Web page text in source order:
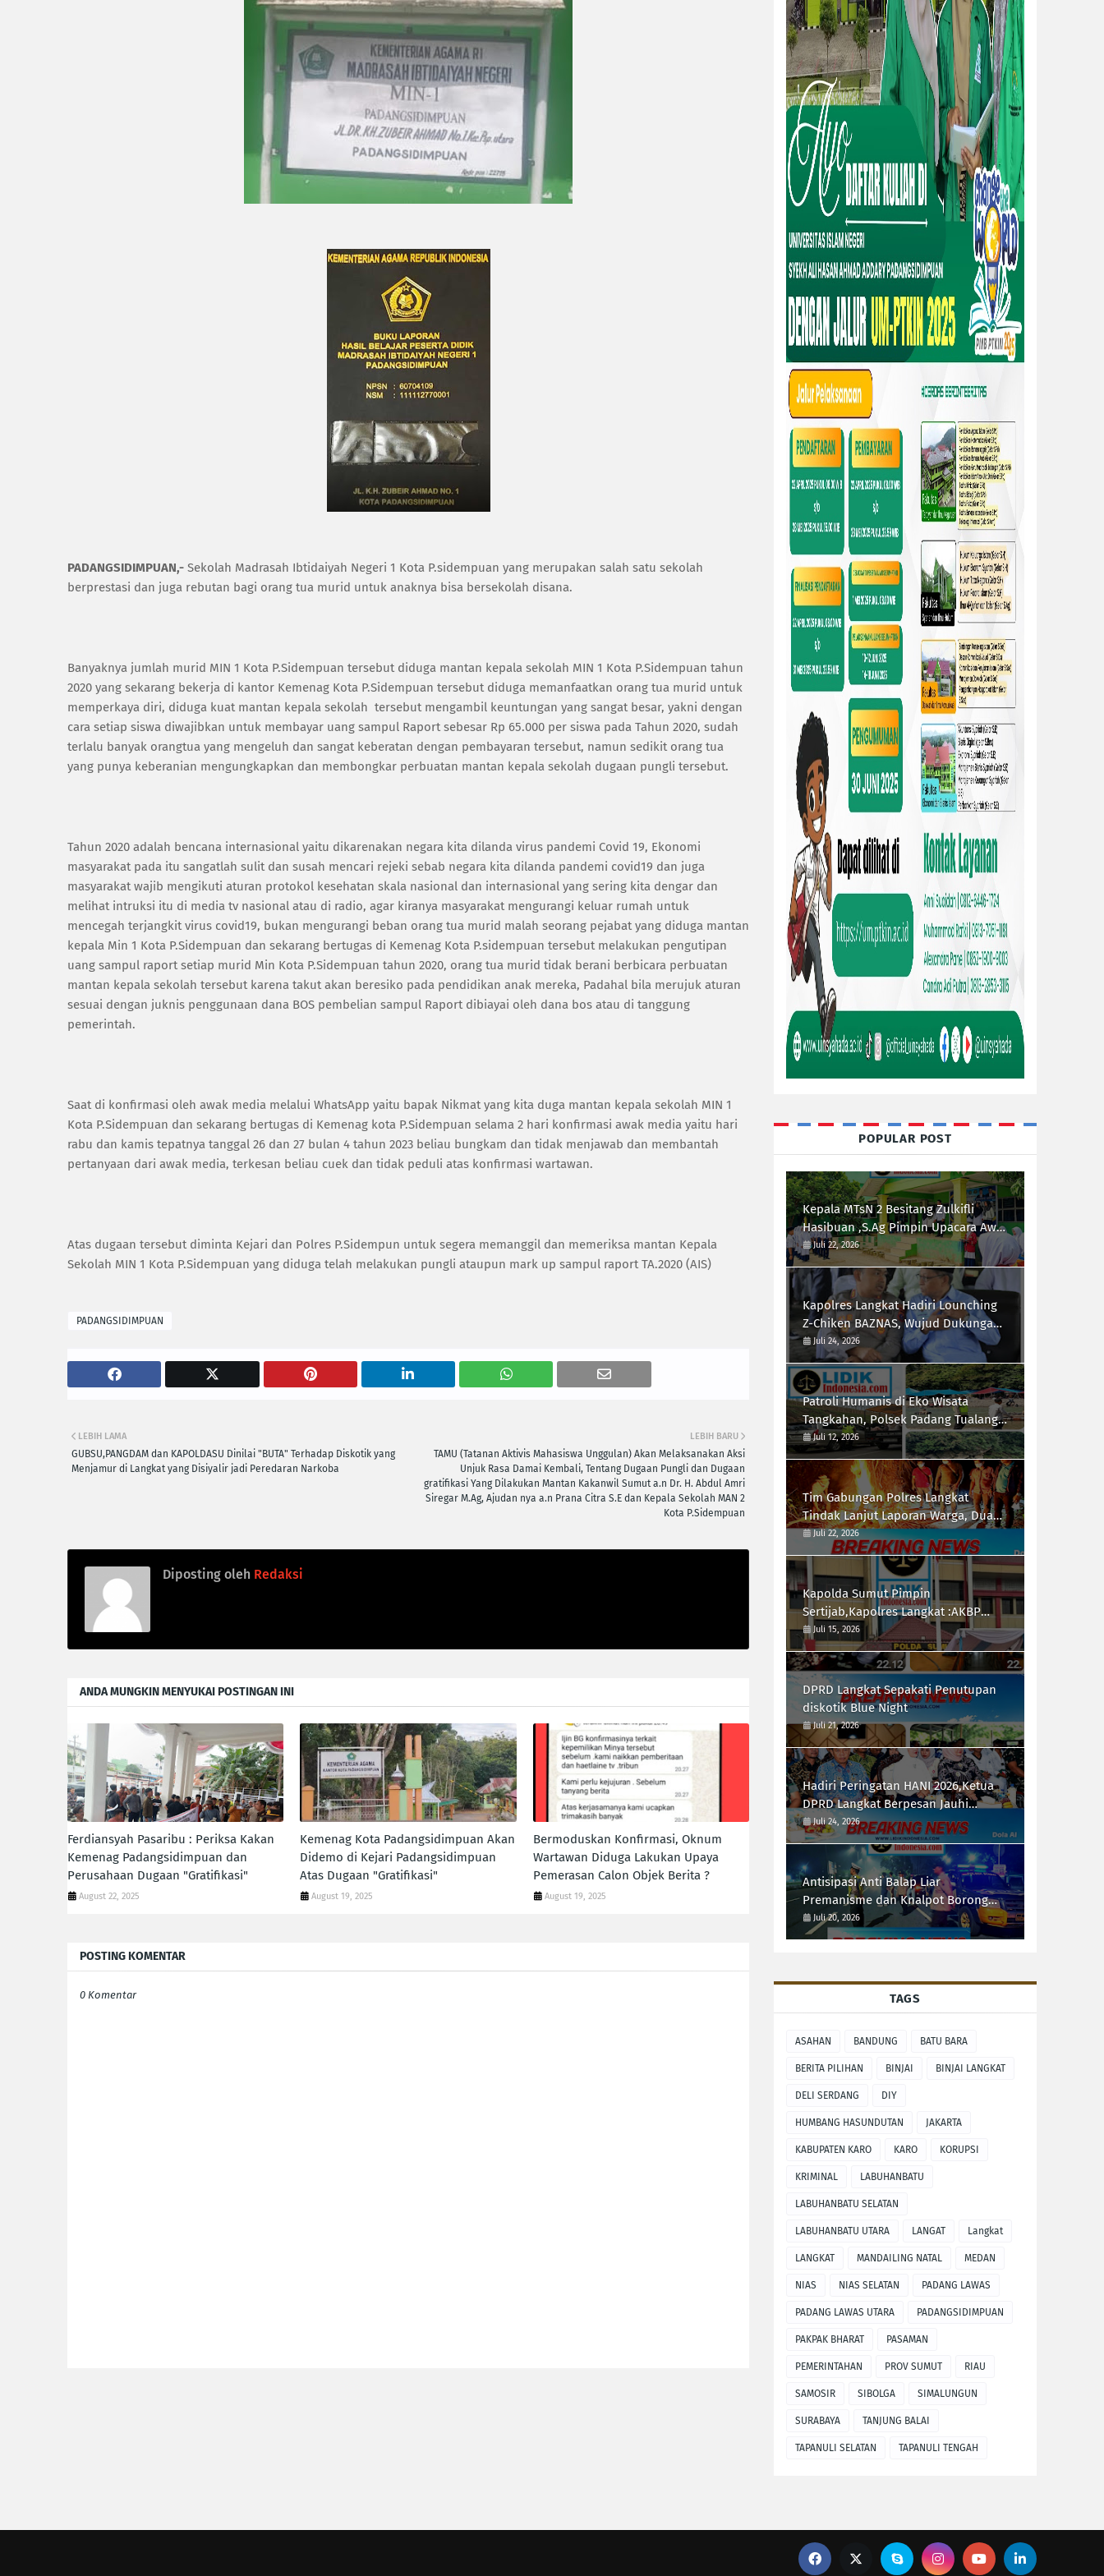
PADANGSIDIMPUAN,- Sekolah Madrasah Ibtidaiyah Negeri 1 Kota P.sidempuan yang merupakan salah satu sekolah
berprestasi dan juga rebutan bagi orang tua murid untuk anaknya bisa bersekolah disana.
Banyaknya jumlah murid MIN 1 Kota P.Sidempuan tersebut diduga mantan kepala sekolah MIN 1 Kota P.Sidempuan tahun
2020 yang sekarang bekerja di kantor Kemenag Kota P.Sidempuan tersebut diduga memanfaatkan orang tua murid untuk
memperkaya diri, diduga kuat mantan kepala sekolah tersebut mengambil keuntungan yang sangat besar, yakni dengan
cara setiap siswa diwajibkan untuk membayar uang sampul Raport sebesar Rp 65.000 per siswa pada Tahun 2020, sudah
terlalu banyak orangtua yang mengeluh dan sangat keberatan dengan pembayaran tersebut, namun sedikit orang tua
yang punya keberanian mengungkapkan dan membongkar perbuatan mantan kepala sekolah dugaan pungli tersebut.
Tahun 2020 adalah bencana internasional yaitu dikarenakan negara kita dilanda virus pandemi Covid 19, Ekonomi
masyarakat pada itu sangatlah sulit dan susah mencari rejeki sebab negara kita dilanda pandemi covid19 dan juga
masyarakat wajib mengikuti aturan protokol kesehatan skala nasional dan internasional yang sering kita dengar dan
melihat intruksi itu di media tv nasional atau di radio, agar kiranya masyarakat mengurangi keluar rumah untuk
mencegah terjangkit virus covid19, bukan mengurangi beban orang tua murid malah seorang pejabat yang diduga mantan
kepala Min 1 Kota P.Sidempuan dan sekarang bertugas di Kemenag Kota P.sidempuan tersebut melakukan pengutipan
uang sampul raport setiap murid Min Kota P.Sidempuan tahun 2020, orang tua murid tidak berani berbicara perbuatan
mantan kepala sekolah tersebut karena takut akan beresiko pada pendidikan anak mereka, Padahal bila merujuk aturan
sesuai dengan juknis penggunaan dana BOS pembelian sampul Raport dibiayai oleh dana bos atau di tanggung
pemerintah.
Saat di konfirmasi oleh awak media melalui WhatsApp yaitu bapak Nikmat yang kita duga mantan kepala sekolah MIN 1
Kota P.Sidempuan dan sekarang bertugas di Kemenag kota P.Sidempuan selama 2 hari konfirmasi awak media yaitu hari
rabu dan kamis tepatnya tanggal 26 dan 27 bulan 4 tahun 2023 beliau bungkam dan tidak menjawab dan membantah
pertanyaan dari awak media, terkesan beliau cuek dan tidak peduli atas konfirmasi wartawan.
Atas dugaan tersebut diminta Kejari dan Polres P.Sidempun untuk segera memanggil dan memeriksa mantan Kepala
Sekolah MIN 1 Kota P.Sidempuan yang diduga telah melakukan pungli ataupun mark up sampul raport TA.2020 (AIS)
PADANGSIDIMPUAN
LEBIH BARU
TAMU (Tatanan Aktivis Mahasiswa Unggulan) Akan Melaksanakan Aksi
Unjuk Rasa Damai Kembali, Tentang Dugaan Pungli dan Dugaan
gratifikasi Yang Dilakukan Mantan Kakanwil Sumut a.n Dr. H. Abdul Amri
Siregar M.Ag, Ajudan nya a.n Prana Citra S.E dan Kepala Sekolah MAN 2
Kota P.Sidempuan
LEBIH LAMA
GUBSU,PANGDAM dan KAPOLDASU Dinilai "BUTA" Terhadap Diskotik yang
Menjamur di Langkat yang Disiyalir jadi Peredaran Narkoba
Diposting oleh Redaksi
ANDA MUNGKIN MENYUKAI POSTINGAN INI
Ferdiansyah Pasaribu : Periksa Kakan
Kemenag Padangsidimpuan dan
Perusahaan Dugaan "Gratifikasi"
August 22, 2025
Kemenag Kota Padangsidimpuan Akan
Didemo di Kejari Padangsidimpuan
Atas Dugaan "Gratifikasi"
August 19, 2025
Bermoduskan Konfirmasi, Oknum
Wartawan Diduga Lakukan Upaya
Pemerasan Calon Objek Berita ?
August 19, 2025
POSTING KOMENTAR
0 Komentar
POPULAR POST
Kepala MTsN 2 Besitang Zulkifli
Hasibuan ,S.Ag Pimpin Upacara Awal
Semester,Siapkan Generasi
Berkarakter dan Berprestasi
Juli 22, 2026
Kapolres Langkat Hadiri Lounching
Z-Chiken BAZNAS, Wujud Dukungan
Polri Terhadap Pemberdayaan
Ekonomi Masyarakat
Juli 24, 2026
Patroli Humanis di Eko Wisata
Tangkahan, Polsek Padang Tualang
Himbau Pengunjung Utamakan
Keselamatan
Juli 12, 2026
Tim Gabungan Polres Langkat
Tindak Lanjut Laporan Warga, Dua
Titik di Duga Lokasi Penyalah
Gunaan Narkoba di Desa Bubun di
Musnahkan
Juli 22, 2026
Kapolda Sumut Pimpin
Sertijab,Kapolres Langkat :AKBP
Hannry PH.Tambunan S.E ,S.I.K,
Resmi Menjabat
Juli 15, 2026
DPRD Langkat Sepakati Penutupan
diskotik Blue Night
Juli 21, 2026
Hadiri Peringatan HANI 2026,Ketua
DPRD Langkat Berpesan Jauhi
Narkotika
Juli 24, 2026
Antisipasi Anti Balap Liar
Premanisme dan Knalpot Borong
Tim UKL Polres Langkat Laksanakan
Patroli Malam
Juli 20, 2026
TAGS
ASAHAN BANDUNG BATU BARA
BERITA PILIHAN BINJAI BINJAI LANGKAT
DELI SERDANG DIY
HUMBANG HASUNDUTAN JAKARTA
KABUPATEN KARO KARO KORUPSI
KRIMINAL LABUHANBATU
LABUHANBATU SELATAN
LABUHANBATU UTARA LANGAT Langkat
LANGKAT MANDAILING NATAL MEDAN
NIAS NIAS SELATAN PADANG LAWAS
PADANG LAWAS UTARA PADANGSIDIMPUAN
PAKPAK BHARAT PASAMAN
PEMERINTAHAN PROV SUMUT RIAU
SAMOSIR SIBOLGA SIMALUNGUN
SURABAYA TANJUNG BALAI
TAPANULI SELATAN TAPANULI TENGAH